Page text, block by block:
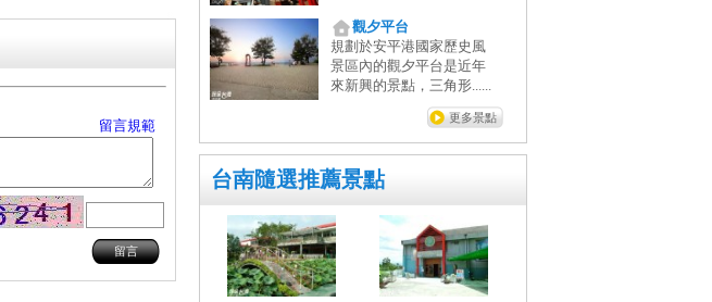
觀夕平台
規劃於安平港國家歷史風
景區內的觀夕平台是近年
來新興的景點，三角形......
更多景點
台南隨選推薦景點
留言規範